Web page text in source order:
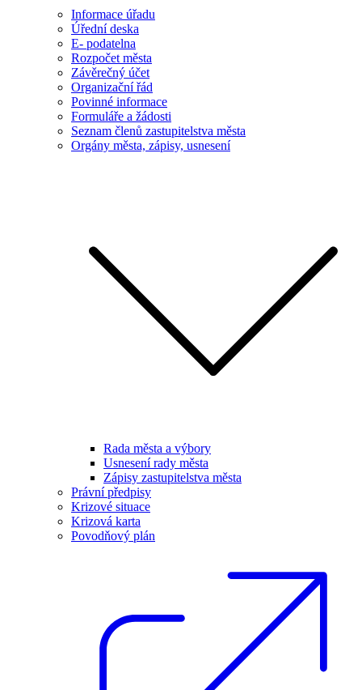
Informace úřadu
Úřední deska
E- podatelna
Rozpočet města
Závěrečný účet
Organizační řád
Povinné informace
Formuláře a žádosti
Seznam členů zastupitelstva města
Orgány města, zápisy, usnesení
Rada města a výbory
Usnesení rady města
Zápisy zastupitelstva města
Právní předpisy
Krizové situace
Krizová karta
Povodňový plán